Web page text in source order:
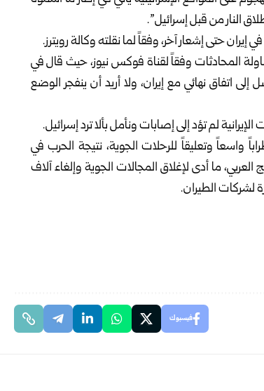
النار من قبل إسرائيل”.
إيران حتى إشعار آخر، وفقاً لما نقلته وكالة رويترز.
المحادثات وفقاً لقناة فوكس نيوز، حيث قال في
اتفاق نهائي مع إيران، ولا أريد أن ينفجر الوضع
لم تؤد إلى إصابات ونأمل بألا ترد إسرائيل.
واسعاً وتعليقاً للرحلات الجوية، نتيجة الحرب في
ما أدى لإغلاق المجالات الجوية وإلغاء آلاف
لشركات الطيران.
فيسبوك